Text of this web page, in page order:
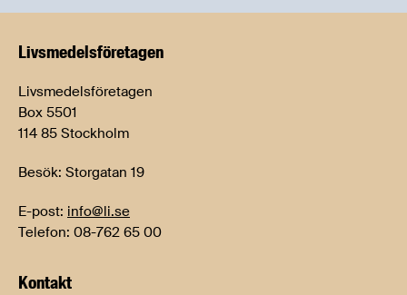
Livsmedels­företagen
Livsmedelsföretagen
Box 5501
114 85 Stockholm
Besök: Storgatan 19
E-post: info@li.se
Telefon: 08-762 65 00
Kontakt